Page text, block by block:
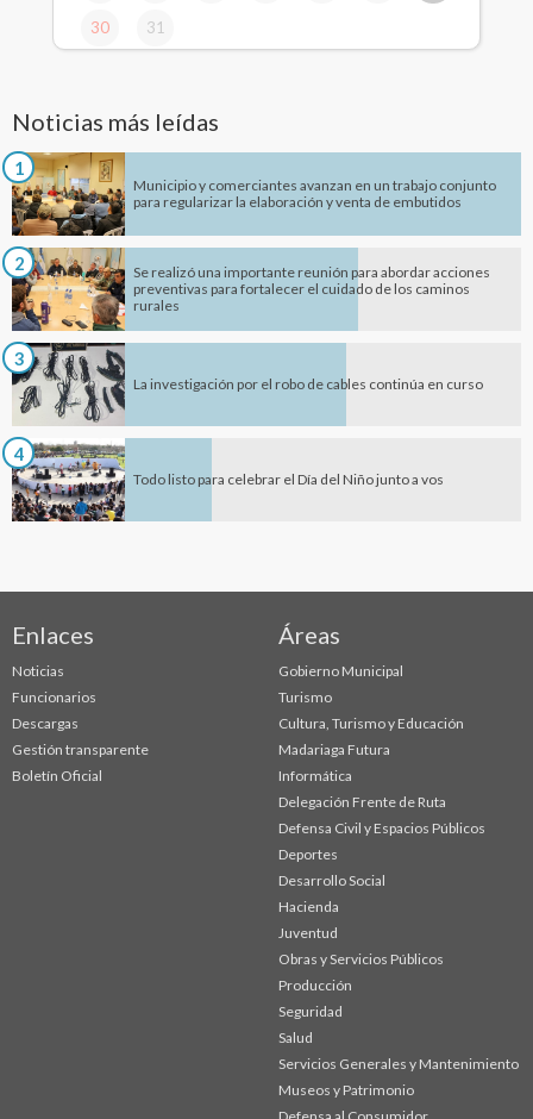
30 31
Noticias más leídas
1
Municipio y comerciantes avanzan en un trabajo conjunto
para regularizar la elaboración y venta de embutidos
2
Se realizó una importante reunión para abordar acciones
preventivas para fortalecer el cuidado de los caminos
rurales
3
La investigación por el robo de cables continúa en curso
4
Todo listo para celebrar el Día del Niño junto a vos
Enlaces
Noticias
Funcionarios
Descargas
Gestión transparente
Boletín Oficial
Áreas
Gobierno Municipal
Turismo
Cultura, Turismo y Educación
Madariaga Futura
Informática
Delegación Frente de Ruta
Defensa Civil y Espacios Públicos
Deportes
Desarrollo Social
Hacienda
Juventud
Obras y Servicios Públicos
Producción
Seguridad
Salud
Servicios Generales y Mantenimiento
Museos y Patrimonio